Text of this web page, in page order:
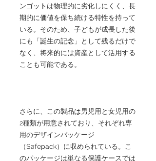
ンゴットは物理的に劣化しにくく、長
期的に価値を保ち続ける特性を持って
いる。そのため、子どもが成長した後
にも「誕生の記念」として残るだけで
なく、将来的には資産として活用する
ことも可能である。
さらに、この製品は男児用と女児用の
2種類が用意されており、それぞれ専
用のデザインパッケージ
（Safepack）に収められている。こ
のパッケージは単なる保護ケースでは